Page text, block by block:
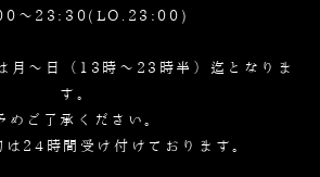
～23:30(LO.23:00)
月～日（13時～23時半）迄となりま
す。
めご了承ください。
は24時間受け付けております。